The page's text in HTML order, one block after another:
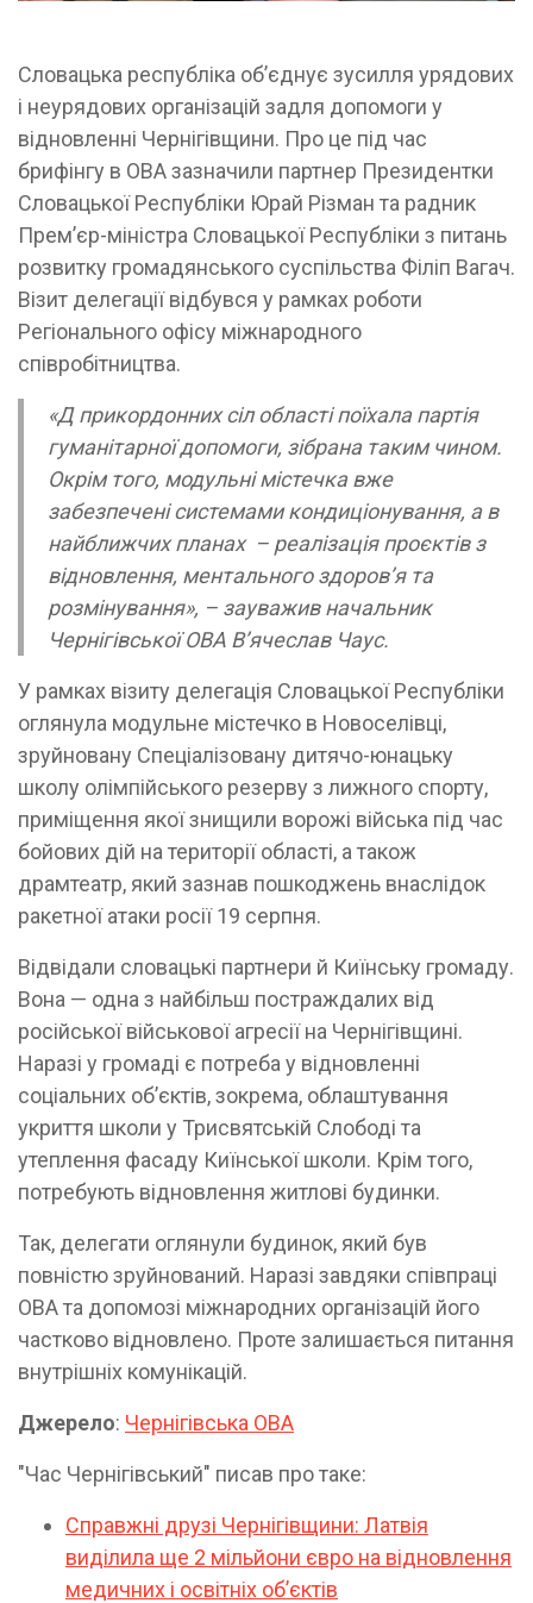
Словацька республіка об’єднує зусилля урядових
і неурядових організацій задля допомоги у
відновленні Чернігівщини. Про це під час
брифінгу в ОВА зазначили партнер Президентки
Словацької Республіки Юрай Різман та радник
Прем’єр-міністра Словацької Республіки з питань
розвитку громадянського суспільства Філіп Вагач.
Візит делегації відбувся у рамках роботи
Регіонального офісу міжнародного
співробітництва.
«Д прикордонних сіл області поїхала партія
гуманітарної допомоги, зібрана таким чином.
Окрім того, модульні містечка вже
забезпечені системами кондиціонування, а в
найближчих планах – реалізація проєктів з
відновлення, ментального здоров’я та
розмінування», – зауважив начальник
Чернігівської ОВА В’ячеслав Чаус.
У рамках візиту делегація Словацької Республіки
оглянула модульне містечко в Новоселівці,
зруйновану Спеціалізовану дитячо-юнацьку
школу олімпійського резерву з лижного спорту,
приміщення якої знищили ворожі війська під час
бойових дій на території області, а також
драмтеатр, який зазнав пошкоджень внаслідок
ракетної атаки росії 19 серпня.
Відвідали словацькі партнери й Киїнську громаду.
Вона — одна з найбільш постраждалих від
російської військової агресії на Чернігівщині.
Наразі у громаді є потреба у відновленні
соціальних об’єктів, зокрема, облаштування
укриття школи у Трисвятській Слободі та
утеплення фасаду Киїнської школи. Крім того,
потребують відновлення житлові будинки.
Так, делегати оглянули будинок, який був
повністю зруйнований. Наразі завдяки співпраці
ОВА та допомозі міжнародних організацій його
частково відновлено. Проте залишається питання
внутрішніх комунікацій.
Джерело: Чернігівська ОВА
"Час Чернігівський" писав про таке:
Справжні друзі Чернігівщини: Латвія
виділила ще 2 мільйони євро на відновлення
медичних і освітніх об’єктів